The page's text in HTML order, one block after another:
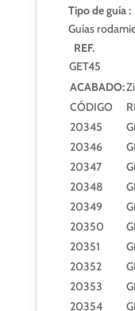
Tipo de guía :
Guías
REF.
GET45
ACABADO:
CÓDIGO
20345
20346
20347
20348
20349
20350
20351
20352
20353
20354